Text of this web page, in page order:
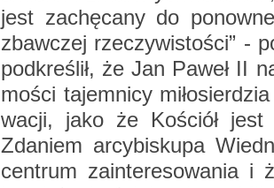
jest za­chę­ca­ny do
zbaw­czej rze­czy­wi­sto­ści” -
pod­kre­ślił, że Jan Paweł II
mo­ści ta­jem­ni­cy
wa­cji, jako że Ko­ściół jest
Zda­niem ar­cy­bi­sku­pa
cen­trum za­in­te­re­so­wa­nia i